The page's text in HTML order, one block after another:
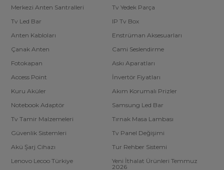
Merkezi Anten Santralleri
Tv Yedek Parça
Tv Led Bar
IP Tv Box
Anten Kabloları
Enstrüman Aksesuarları
Çanak Anten
Cami Seslendirme
Fotokapan
Askı Aparatları
Access Point
İnvertör Fiyatları
Kuru Aküler
Akım Korumalı Prizler
Notebook Adaptör
Samsung Led Bar
Tv Tamir Malzemeleri
Tırnak Masa Lambası
Güvenlik Sistemleri
Tv Panel Değişimi
Akü Şarj Cihazı
Tur Rehber Sistemi
Lenovo Lecoo Türkiye
Yeni İthalat Ürünleri Temmuz
2026